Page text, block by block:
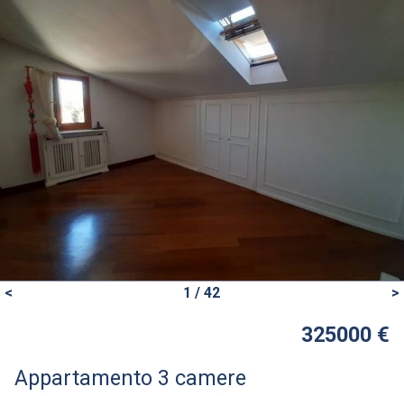
< 1 / 42 >
325000 €
Appartamento 3 camere